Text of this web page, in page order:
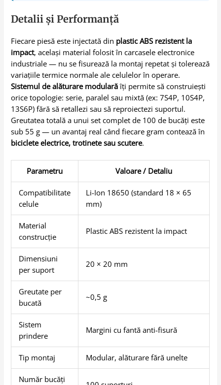
Detalii și Performanță
Fiecare piesă este injectată din plastic ABS rezistent la
impact, același material folosit în carcasele electronice
industriale — nu se fisurează la montaj repetat și tolerează
variațiile termice normale ale celulelor în operare.
Sistemul de alăturare modularăîți permite să construiești
orice topologie: serie, paralel sau mixtă (ex: 7S4P, 10S4P,
13S6P) fără să retallezi sau să reproiectezi suportul.
Greutatea totală a unui set complet de 100 de bucăți este
sub 55 g — un avantaj real când fiecare gram contează în
biciclete electrice, trotinete sau scutere.
Parametru Valoare / Detaliu
Compatibilitate
celule
Li-Ion 18650 (standard 18 × 65
mm)
Material
construcție
Plastic ABS rezistent la impact
Dimensiuni
per suport
20 × 20 mm
Greutate per
bucată
~0,5 g
Sistem
prindere
Margini cu fantă anti-fisură
Tip montaj Modular, alăturare fără unelte
Număr bucăți